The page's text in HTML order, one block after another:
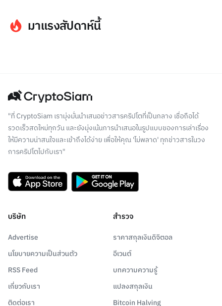
มาแรงสัปดาห์นี้
"ที่ CryptoSiam เรามุ่งมั่นนำเสนอข่าวสารคริปโตที่เป็นกลาง เชื่อถือได้
รวดเร็วสดใหม่ทุกวัน และยังมุ่งเน้นการนำเสนอในรูปแบบของการเล่าเรื่อง
ให้มีความน่าสนใจและเข้าถึงได้ง่าย เพื่อให้คุณ 'ไม่พลาด' ทุกข่าวสารในวง
การคริปโตไปกับเรา"
บริษัท
Advertise
นโยบายความเป็นส่วนตัว
RSS Feed
เกี่ยวกับเรา
ติดต่อเรา
สำรวจ
ราคาสกุลเงินดิจิตอล
อีเวนต์
บทความความรู้
แปลงสกุลเงิน
Bitcoin Halving